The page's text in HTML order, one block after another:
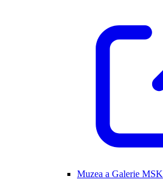
Muzea a Galerie MSK